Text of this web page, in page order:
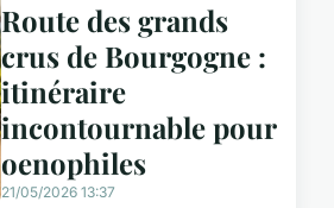
Route des grands
crus de Bourgogne :
itinéraire
incontournable pour
oenophiles
21/05/2026 13:37